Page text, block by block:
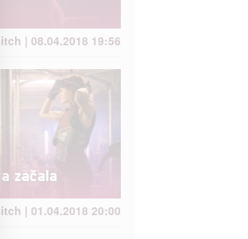
| 08.04.2018 19:56
začala
| 01.04.2018 20:00